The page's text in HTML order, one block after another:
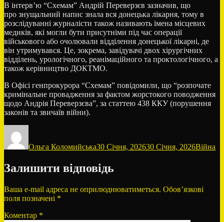
В інтерв’ю “Схемам” Андрій Переверзєв зазначив, що
про знущальний напис знала вся донецька лікарня, тому в
розслідуванні журналісти також називають імена місцевих
медиків, які могли бути присутніми під час операції
військового або очолювали відділення донецької лікарні, де
він утримувався. Це, зокрема, завідувачі двох хірургічних
відділень, урологічного, реанімаційного та проктологічного, а
також керівництво ДОКТМО.
В Офісі генпрокурора “Схемам” повідомили, що “розпочате
кримінальне провадження за фактом жорстокого поводження
щодо Андрія Переверзєва”, за статтею 438 ККУ (порушення
законів та звичаїв війни).
Ольга Коломийська30 Січня, 202630 Січня, 2026Війна
Залишити відповідь
Ваша e-mail адреса не оприлюднюватиметься. Обов’язкові
поля позначені *
Коментар *